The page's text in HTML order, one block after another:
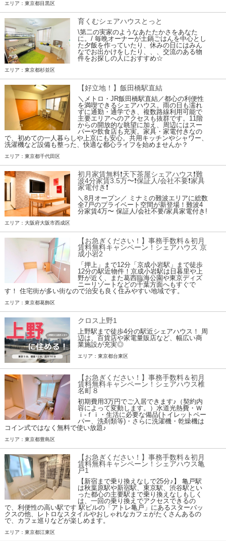
エリア：東京都目黒区
育くむシェアハウスとっと
\第二の実家のようなあたたかさをあなた
に。/ 毎晩オーナーが土鍋ごはんを中心とし
た夕飯を作っていたり、休みの日にはみん
なでお出かけをしたり、、、交流のある物
件をお探しの人におすすめ☆
エリア：東京都杉並区
【好立地！】飯田橋駅直結
＼メトロ・JR飯田橋駅直結／都心の利便性
を満喫できるシェアハウス。雨の日も濡れ
ずに通勤・通学でき、複数路線利用可能で
主要エリアへのアクセスも抜群です。11階
からの開放的な眺望に加え、周辺にはスー
パーや飲食店も充実。家具・家電付きなの
で、初めての一人暮らしや上京にも安心。共用キッチンやシャワー、
洗濯機など設備も整った、快適な都心ライフを始めませんか？
エリア：東京都千代田区
初月家賃無料❗️天下茶屋シェアハウス❗️難
波4分家賃3.5万〜❗️保証人/会社不要❗️家具
家電付き❗
＼8月オープン／ ミナミの難波エリアに総数
全7戸のプライベート空間が新登場！難波4
分家賃4万〜 保証人/会社不要/家具家電付き!
エリア：大阪府大阪市西成区
【お急ぎください！】事務手数料＆初月
賃料無料キャンペーン！シェアハウス 京
成小岩2
「押上」まで12分「京成小岩駅」まで徒歩
12分の駅近物件！京成小岩駅は日暮里や上
野が近く、また葛西臨海公園や東京ディズ
ニーリゾートなどの千葉方面へもすぐで
す！ 住宅街が多い街なので治安も良く住みやすい地域です。
エリア：東京都葛飾区
クロス上野1
上野駅まで徒歩4分の駅近シェアハウス！ 周
辺は、百貨店や家電量販店など、幅広い商
業施設が充実◎
エリア：東京都台東区
【お急ぎください！】事務手数料＆初月
賃料無料キャンペーン！シェアハウス椎
名町８
初期費用3万円でご入居できます♪（契約内
容によって変動します。）水道光熱費・Ｗ
ｉ-ｆｉ・生活に必要な備品(トイレットペー
パー、洗剤類等)・さらに洗濯機・乾燥機は
コイン式ではなく無料で使い放題♪
エリア：東京都豊島区
【お急ぎください！】事務手数料＆初月
賃料無料キャンペーン！シェアハウス亀
戸1
【新宿まで乗り換えなしで25分♪】 亀戸駅
は秋葉原駅や新宿駅、東京駅、渋谷駅とい
った都心の主要駅まで乗り換えなしもしく
は、一回の乗り換えでアクセスできるの
で、利便性の高い駅です 駅ビルの「アトレ亀戸」にあるスターバッ
クスの他、レトロなスタイルやおしゃれなカフェがたくさんあるの
で、カフェ巡りなどが楽しめます。
エリア：東京都江東区